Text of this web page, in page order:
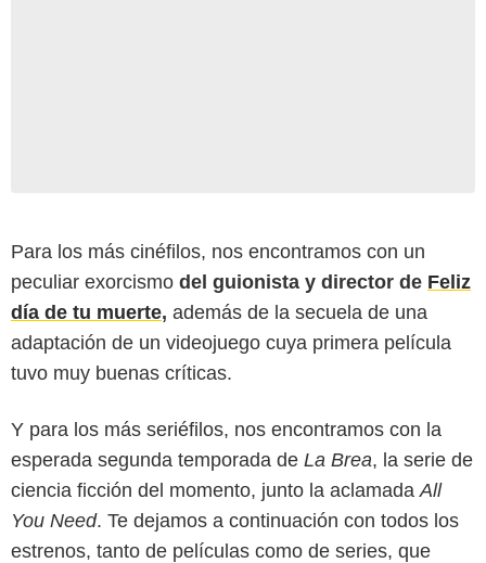
Para los más cinéfilos, nos encontramos con un
peculiar exorcismo del guionista y director de Feliz
día de tu muerte, además de la secuela de una
adaptación de un videojuego cuya primera película
tuvo muy buenas críticas.
Y para los más seriéfilos, nos encontramos con la
esperada segunda temporada de La Brea, la serie de
ciencia ficción del momento, junto la aclamada All
You Need. Te dejamos a continuación con todos los
estrenos, tanto de películas como de series, que